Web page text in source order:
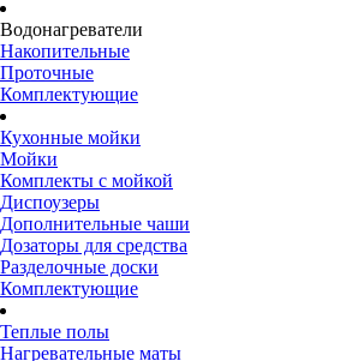
Водонагреватели
Накопительные
Проточные
Комплектующие
Кухонные мойки
Мойки
Комплекты с мойкой
Диспоузеры
Дополнительные чаши
Дозаторы для средства
Разделочные доски
Комплектующие
Теплые полы
Нагревательные маты